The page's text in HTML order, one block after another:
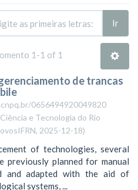
Ir
1-1 of 1
de trancas
0656494920049820
e Tecnologia do Rio
, 2025-12-18)
of technologies, several
previously planned for manual
and adapted with the aid of
systems, ...